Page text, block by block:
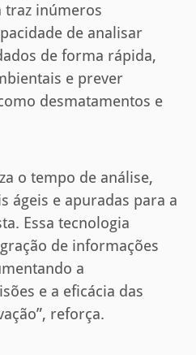
traz inúmeros
de analisar
de forma rápida,
e prever
desmatamentos e
o tempo de análise,
ágeis e apuradas para a
Essa tecnologia
de informações
a
e a eficácia das
reforça.